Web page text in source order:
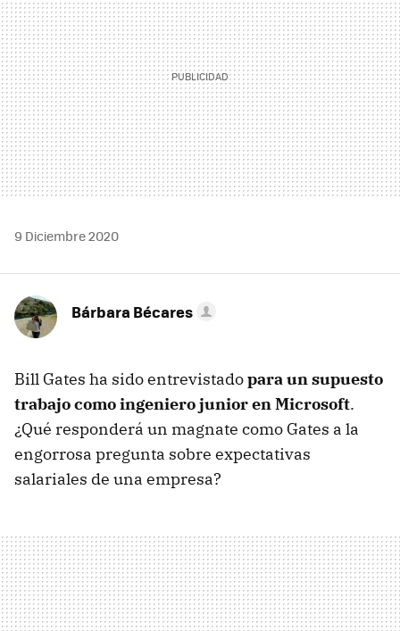
9 Diciembre 2020
Bárbara Bécares
Bill Gates ha sido entrevistadopara un supuesto
trabajo como ingeniero junior en Microsoft.
¿Qué responderá un magnate como Gates a la
engorrosa pregunta sobre expectativas
salariales de una empresa?